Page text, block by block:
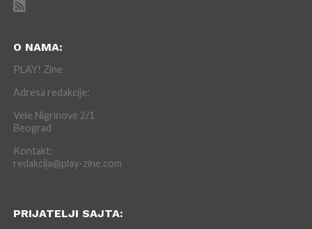
O NAMA:
PLAY! Zine
Adresa redakcije:
Vele Nigrinove 2/1
Beograd
Kontakt:
redakcija@play-zine.com
PRIJATELJI SAJTA: